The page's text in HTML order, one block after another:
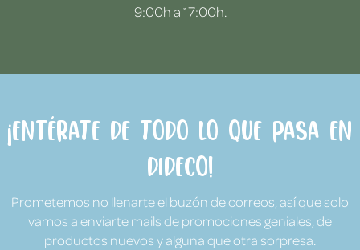
9:00h a 17:00h.
¡Entérate de todo lo que pasa en
Dideco!
Prometemos no llenarte el buzón de correos, así que solo
vamos a enviarte mails de promociones geniales, de
productos nuevos y alguna que otra sorpresa.